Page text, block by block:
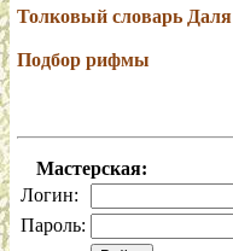
Толковый словарь Даля
Подбор рифмы
Мастерская:
Логин:
Пароль: